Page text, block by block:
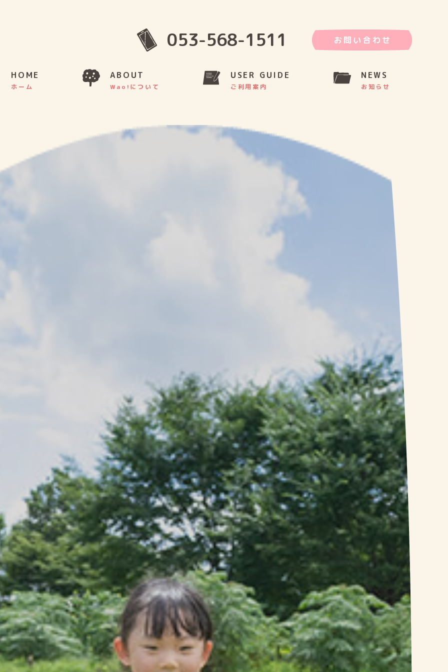
HOME
ホーム
ABOUT
Wao!について
USER GUIDE
ご利用案内
NEWS
お知らせ
053-568-1511 お問い合わせ